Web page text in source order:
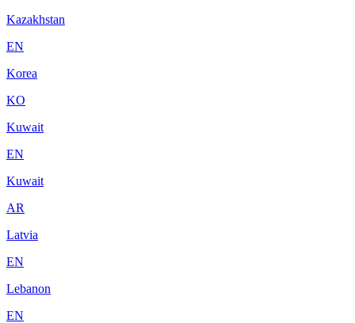
Kazakhstan
EN
Korea
KO
Kuwait
EN
Kuwait
AR
Latvia
EN
Lebanon
EN